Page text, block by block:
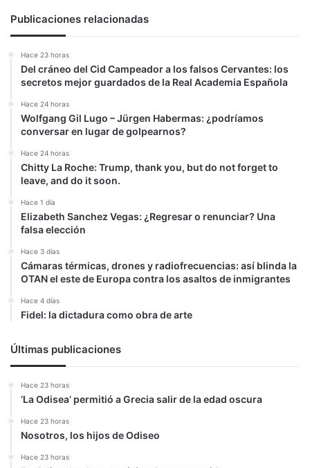
Publicaciones relacionadas
Hace 23 horas
Del cráneo del Cid Campeador a los falsos Cervantes: los
secretos mejor guardados de la Real Academia Española
Hace 24 horas
Wolfgang Gil Lugo – Jürgen Habermas: ¿podríamos
conversar en lugar de golpearnos?
Hace 24 horas
Chitty La Roche: Trump, thank you, but do not forget to
leave, and do it soon.
Hace 1 día
Elizabeth Sanchez Vegas: ¿Regresar o renunciar? Una
falsa elección
Hace 3 días
Cámaras térmicas, drones y radiofrecuencias: así blinda la
OTAN el este de Europa contra los asaltos de inmigrantes
Hace 4 días
Fidel: la dictadura como obra de arte
Últimas publicaciones
Hace 23 horas
‘La Odisea’ permitió a Grecia salir de la edad oscura
Hace 23 horas
Nosotros, los hijos de Odiseo
Hace 23 horas